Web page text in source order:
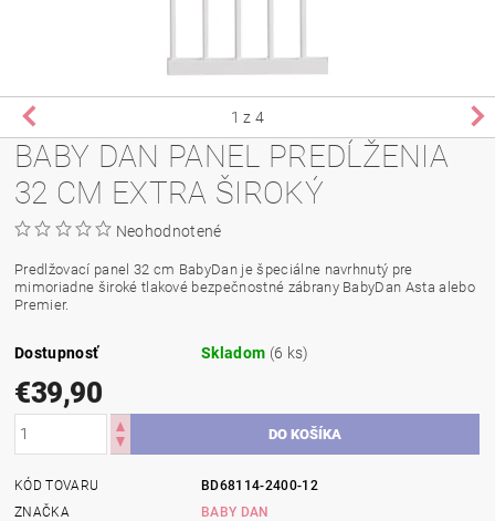
1 z 4
BABY DAN PANEL PREDĹŽENIA
32 CM EXTRA ŠIROKÝ
Neohodnotené
Predlžovací panel 32 cm BabyDan je špeciálne navrhnutý pre
mimoriadne široké tlakové bezpečnostné zábrany BabyDan Asta alebo
Premier.
Dostupnosť Skladom (6 ks)
€39,90
KÓD TOVARU
BD68114-2400-12
ZNAČKA
BABY DAN